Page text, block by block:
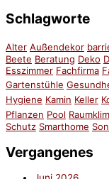
Schlagworte
Alter Außendekor
Beete Beratung Deko
Esszimmer Fachfirma
Gartenstühle
Hygiene Kamin Keller
Pflanzen Pool
Schutz Smarthome
Vergangenes